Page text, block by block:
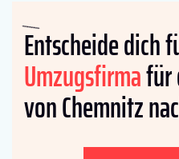
Entscheide dich
Umzugsfirmafür
von Chemnitz